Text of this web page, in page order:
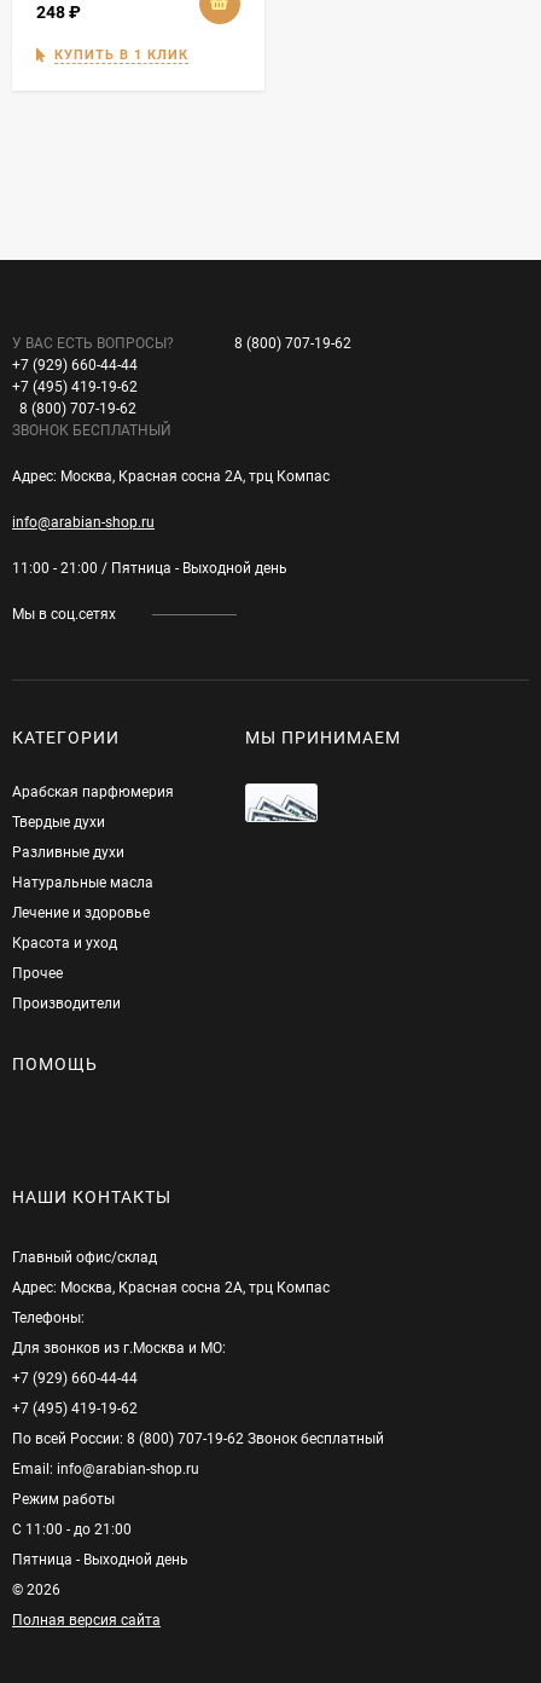
248₽
КУПИТЬ В 1 КЛИК
У ВАС ЕСТЬ ВОПРОСЫ?
+7 (929) 660-44-44
+7 (495) 419-19-62
8 (800) 707-19-62
ЗВОНОК БЕСПЛАТНЫЙ
8 (800) 707-19-62
Адрес: Москва, Красная сосна 2А, трц Компас
info@arabian-shop.ru
11:00 - 21:00 / Пятница - Выходной день
Мы в соц.сетях
КАТЕГОРИИ
Арабская парфюмерия
Твердые духи
Разливные духи
Натуральные масла
Лечение и здоровье
Красота и уход
Прочее
Производители
МЫ ПРИНИМАЕМ
ПОМОЩЬ
НАШИ КОНТАКТЫ
Главный офис/cклад
Адрес: Москва, Красная сосна 2А, трц Компас
Телефоны:
Для звонков из г.Москва и МО:
+7 (929) 660-44-44
+7 (495) 419-19-62
По всей России: 8 (800) 707-19-62 Звонок бесплатный
Email: info@arabian-shop.ru
Режим pаботы
С 11:00 - до 21:00
Пятница - Выходной день
© 2026
Полная версия сайта